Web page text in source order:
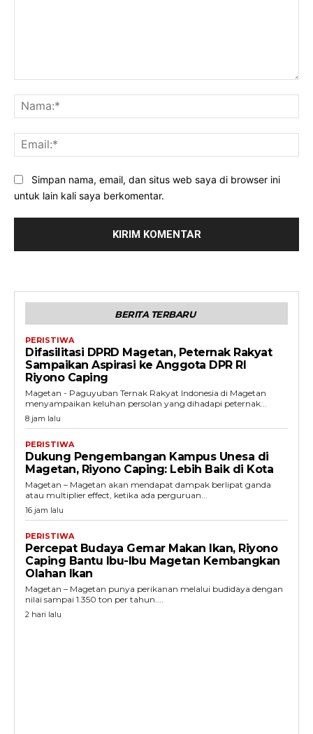
Simpan nama, email, dan situs web saya di browser ini
untuk lain kali saya berkomentar.
BERITA TERBARU
PERISTIWA
Difasilitasi DPRD Magetan, Peternak Rakyat
Sampaikan Aspirasi ke Anggota DPR RI
Riyono Caping
Magetan - Paguyuban Ternak Rakyat Indonesia di Magetan
menyampaikan keluhan persolan yang dihadapi peternak...
8 jam lalu
PERISTIWA
Dukung Pengembangan Kampus Unesa di
Magetan, Riyono Caping: Lebih Baik di Kota
Magetan – Magetan akan mendapat dampak berlipat ganda
atau multiplier effect, ketika ada perguruan...
16 jam lalu
PERISTIWA
Percepat Budaya Gemar Makan Ikan, Riyono
Caping Bantu Ibu-Ibu Magetan Kembangkan
Olahan Ikan
Magetan – Magetan punya perikanan melalui budidaya dengan
nilai sampai 1.350 ton per tahun....
2 hari lalu